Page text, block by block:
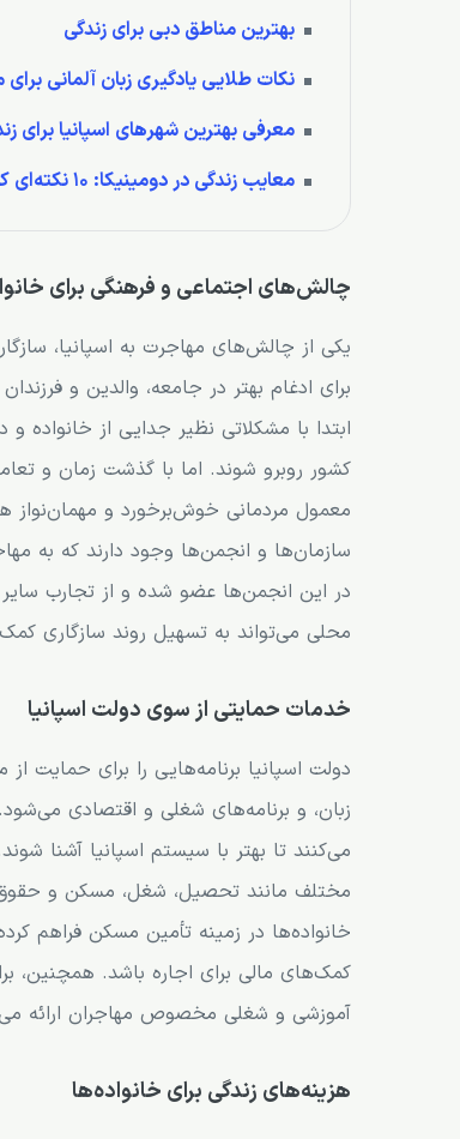
بهترین مناطق دبی برای زندگی
نکات طلایی یادگیری زبان آلمانی
معرفی بهترین شهرهای اسپانیا برای
معایب زندگی در دومینیکا: ۱۰ نکته‌ای که قبل از مهاجرت باید بدانید!
چالش‌های اجتماعی و فرهنگی برای
یکی از چالش‌های مهاجرت به اسپانیا،
برای ادغام بهتر در جامعه، والدین و
ابتدا با مشکلاتی نظیر جدایی از
کشور روبرو شوند. اما با گذشت زمان و
معمول مردمانی خوش‌برخورد و مهمان‌نواز
سازمان‌ها و انجمن‌ها وجود دارند که به
در این انجمن‌ها عضو شده و از تجارب
محلی می‌تواند به تسهیل روند سازگاری
خدمات حمایتی از سوی دولت اسپانیا
دولت اسپانیا برنامه‌هایی را برای حمایت
زبان، و برنامه‌های شغلی و اقتصادی
می‌کنند تا بهتر با سیستم اسپانیا آشنا
مختلف مانند تحصیل، شغل، مسکن و حقوق
خانواده‌ها در زمینه تأمین مسکن فراهم
کمک‌های مالی برای اجاره باشد. همچنین،
آموزشی و شغلی مخصوص مهاجران ارائه
هزینه‌های زندگی برای خانواده‌ها